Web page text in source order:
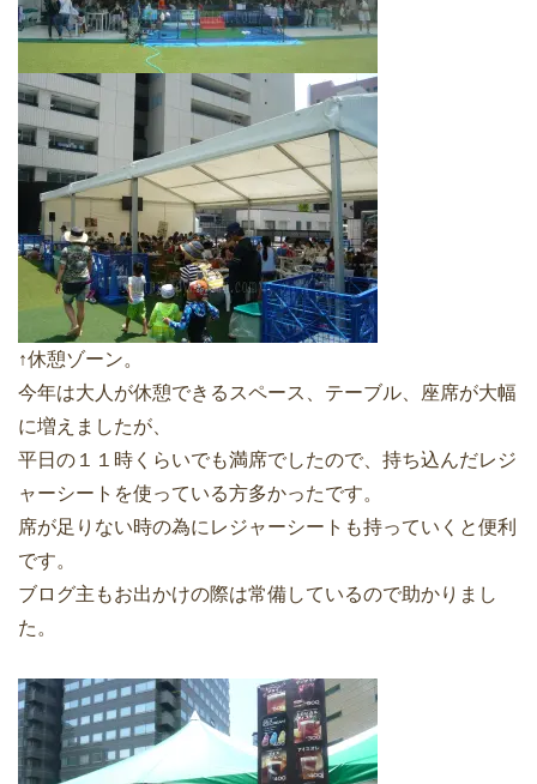
↑休憩ゾーン。
今年は大人が休憩できるスペース、テーブル、座席が大幅
に増えましたが、
平日の１１時くらいでも満席でしたので、持ち込んだレジ
ャーシートを使っている方多かったです。
席が足りない時の為にレジャーシートも持っていくと便利
です。
ブログ主もお出かけの際は常備しているので助かりまし
た。